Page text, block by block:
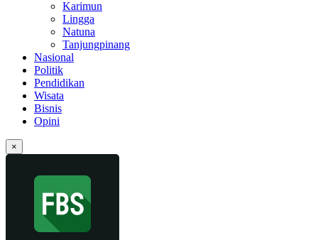
Karimun
Lingga
Natuna
Tanjungpinang
Nasional
Politik
Pendidikan
Wisata
Bisnis
Opini
×